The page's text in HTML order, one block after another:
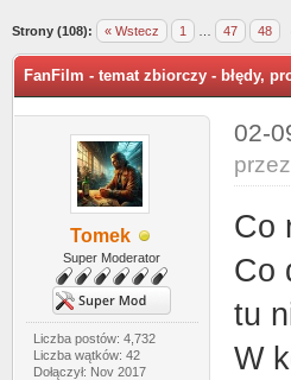
Strony (108): « Wstecz 1 47 48
FanFilm - temat zbiorczy - błędy,
Tomek
Super Moderator
Liczba postów: 4,732
Liczba wątków: 42
Dołączył: Nov 2017
02-
przez
Co
Co
tu
W